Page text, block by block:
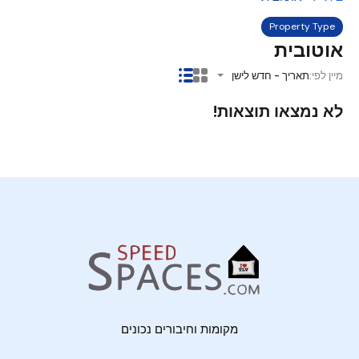
Property Type
אוטובית
מיין לפי:תאריך - חדש לישן
לא נמצאו תוצאות!
מקומות וחיבורים נכונים